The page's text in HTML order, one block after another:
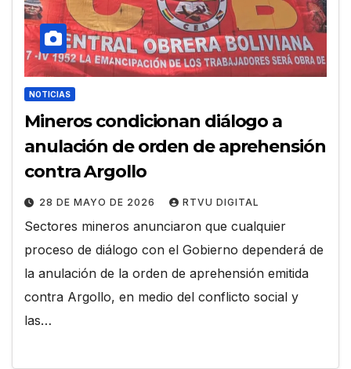
NOTICIAS
Mineros condicionan diálogo a
anulación de orden de aprehensión
contra Argollo
28 DE MAYO DE 2026 RTVU DIGITAL
Sectores mineros anunciaron que cualquier
proceso de diálogo con el Gobierno dependerá de
la anulación de la orden de aprehensión emitida
contra Argollo, en medio del conflicto social y
las…